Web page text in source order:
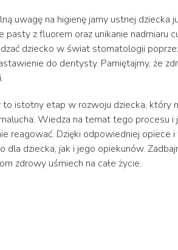
uwagę na higienę jamy ustnej dziecka
pasty z fluorem oraz unikanie
dziecko w świat stomatologii
do dentysty. Pamiętajmy, że
istotny etap w rozwoju dziecka, który
Wiedza na temat tego procesu
reagować. Dzięki odpowiedniej opiece
dla dziecka, jak i jego opiekunów.
zdrowy uśmiech na całe życie.